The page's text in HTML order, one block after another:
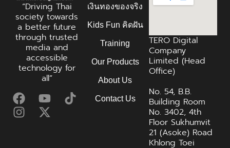
“Driving Thai
society towards
a better future
through trusted
media and
accessible
technology for
all”
เงินทองของจริง
Kids Fun คิดฝัน
Training
Our Products
About Us
Contact Us
TERO Digital
Company
Limited (Head
Office)
No. 54, B.B.
Building Room
No. 3402, 4th
Floor Sukhumvit
21 (Asoke) Road
Khlong Toei